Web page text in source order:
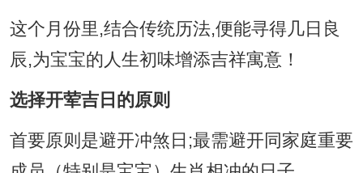
这个月份里,结合传统历法,便能寻得几日良
辰,为宝宝的人生初味增添吉祥寓意！
选择开荤吉日的原则
首要原则是避开冲煞日;最需避开同家庭重要